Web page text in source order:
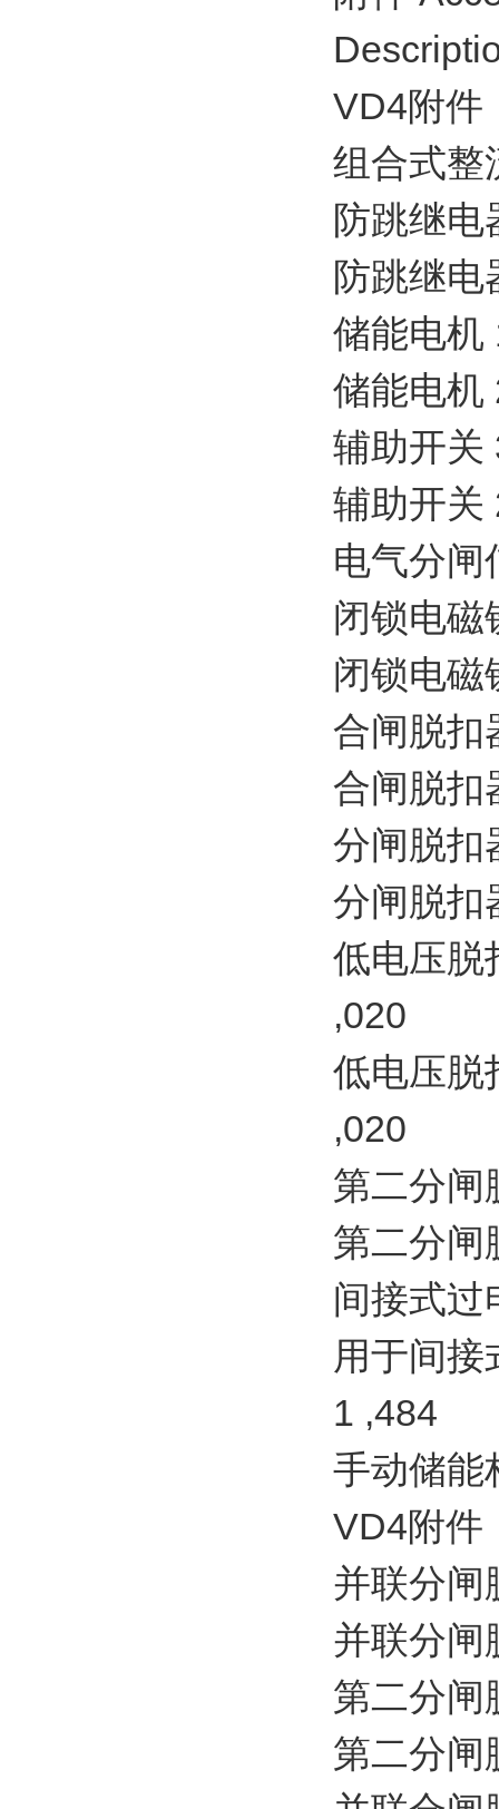
VD4附件
组合式整
防跳继
防跳继
储能电机
储能电机
辅助开关
辅助开关
电气分闸
闭锁电磁
闭锁电磁
合闸脱扣
合闸脱扣
分闸脱扣
分闸脱扣
低电压脱
,020
低电压脱
,020
第二分闸
第二分闸
间接式过
用于间
1 ,484
手动储能
VD4附件
并联分闸
并联分闸
第二分闸
第二分闸